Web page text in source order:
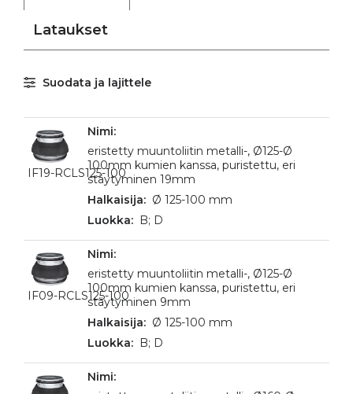
Lataukset
Suodata ja lajittele
IF19-RCLS125-100
eristetty muuntoliitin metalli-, Ø125-Ø
100mm kumien kanssa, puristettu, eri
stäytyminen 19mm
Ø 125-100 mm
B; D
IF09-RCLS125-100
eristetty muuntoliitin metalli-, Ø125-Ø
100mm kumien kanssa, puristettu, eri
stäytyminen 9mm
Ø 125-100 mm
B; D